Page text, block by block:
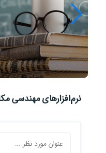
نرم‌افزارهای مهندسی